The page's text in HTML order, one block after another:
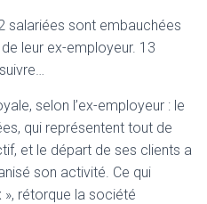
salariées sont embauchées
leur ex-employeur. 13
selon l’ex-employeur : le
qui représentent tout de
et le départ de ses clients a
son activité. Ce qui
», rétorque la société